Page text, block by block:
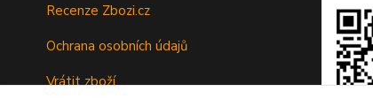
Recenze Zbozi.cz
Ochrana osobních údajů
Vrátit zboží